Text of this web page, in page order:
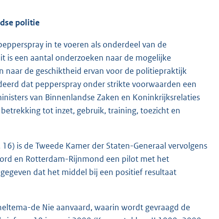
politie
in te voeren als onderdeel van de
is een aantal onderzoeken naar de mogelijke
naar de geschiktheid ervan voor de politiepraktijk
dat pepperspray onder strikte voorwaarden een
van Binnenlandse Zaken en Koninkrijksrelaties
tot inzet, gebruik, training, toezicht en
is de Tweede Kamer der Staten-Generaal vervolgens
en Rotterdam-Rijnmond een pilot met het
dat het middel bij een positief resultaat
de Nie aanvaard, waarin wordt gevraagd de